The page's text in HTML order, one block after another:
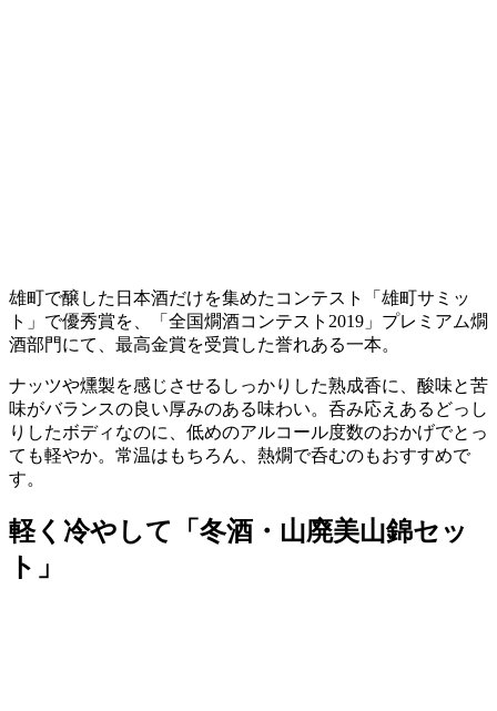
雄町で醸した日本酒だけを集めたコンテスト「雄町サミッ
ト」で優秀賞を、「全国燗酒コンテスト2019」プレミアム燗
酒部門にて、最高金賞を受賞した誉れある一本。
ナッツや燻製を感じさせるしっかりした熟成香に、酸味と苦
味がバランスの良い厚みのある味わい。呑み応えあるどっし
りしたボディなのに、低めのアルコール度数のおかげでとっ
ても軽やか。常温はもちろん、熱燗で呑むのもおすすめで
す。
軽く冷やして「冬酒・山廃美山錦セッ
ト」